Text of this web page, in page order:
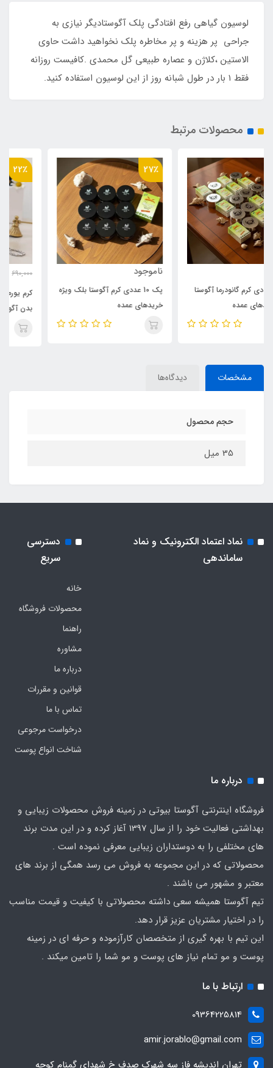
لوسیون گیاهی رفع افتادگی پلک آگوستادیگر نیازی به
جراحی پر هزینه و پر مخاطره پلک نخواهید داشت حاوی
الاستین ،کلاژن و عصاره طبیعی گل محمدی .کافیست روزانه
فقط ۱ بار در طول شبانه روز از این لوسیون استفاده کنید.
محصولات مرتبط
27٪
پک 10 عددی کرم آگوستا بلک ویژه
خریدهای عمده
22٪
کرم یورما ضد لک و سفید کننده
بدن آگوستا
مشخصات دیدگاه‌ها
حجم محصول
35 میل
نماد اعتماد الکترونیک و نماد
ساماندهی
دسترسی
سریع
خانه
محصولات فروشگاه
راهنما
مشاوره
درباره ما
قوانین و مقررات
تماس با ما
درخواست مرجوعی
شناخت انواع پوست
درباره ما
فروشگاه اینترنتی آگوستا بیوتی در زمینه فروش محصولات زیبایی و
بهداشتی فعالیت خود را از سال 1397 آغاز کرده و در این مدت برند
های مختلفی را به دوستداران زیبایی معرفی نموده است .
محصولاتی که در این مجموعه به فروش می رسد همگی از برند های
معتبر و مشهور می باشند .
تیم آگوستا همیشه سعی داشته محصولاتی با کیفیت و قیمت مناسب
را در اختیار مشتریان عزیز قرار دهد.
این تیم با بهره گیری از متخصصان کارآزموده و حرفه ای در زمینه
پوست و مو تمام نیاز های پوست و مو شما را تامین میکند .
ارتباط با ما
09364225814
amir.jorablo@gmail.com
تهران اندیشه فاز سه شهرک صدف خ شهدای گمنام کوچه